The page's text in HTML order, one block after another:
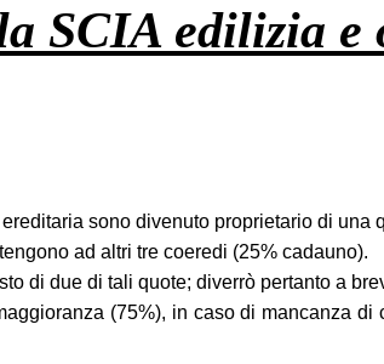
SCIA edilizia e
sono divenuto proprietario di una
ad altri tre coeredi (25% cadauno).
di due di tali quote; diverrò pertanto a
(75%), in caso di mancanza